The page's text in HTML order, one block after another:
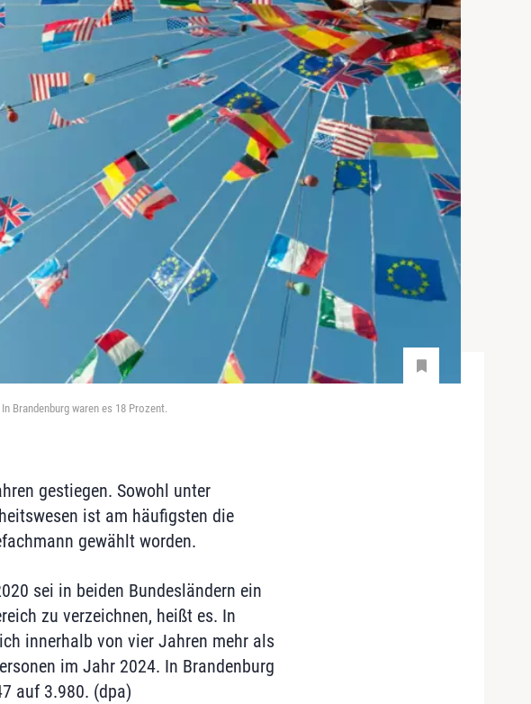
Brandenburg waren es 18 Prozent.
gestiegen. Sowohl unter
ist am häufigsten die
gewählt worden.
sei in beiden Bundesländern ein
zu verzeichnen, heißt es. In
innerhalb von vier Jahren mehr als
im Jahr 2024. In Brandenburg
auf 3.980. (dpa)